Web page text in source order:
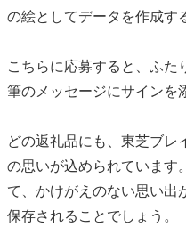
の絵としてデータを作成す
こちらに応募すると、ふた
筆のメッセージにサインを
どの返礼品にも、東芝ブレ
の思いが込められています
て、かけがえのない思い出
保存されることでしょう。